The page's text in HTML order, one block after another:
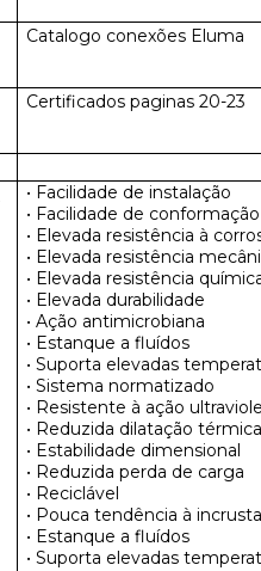
Catalogo conexões Eluma
Certificados paginas 20-23
• Facilidade de instalação
• Facilidade de conformação
• Elevada resistência à
• Elevada resistência
• Elevada resistência
• Elevada durabilidade
• Ação antimicrobiana
• Estanque a fluídos
• Suporta elevadas
• Sistema normatizado
• Resistente à ação
• Reduzida dilatação
• Estabilidade dimensional
• Reduzida perda de carga
• Reciclável
• Pouca tendência à
• Estanque a fluídos
• Suporta elevadas